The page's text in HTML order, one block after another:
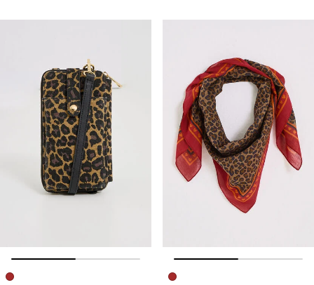
Image précédente
Image suivante
Image précédente
Image suivante